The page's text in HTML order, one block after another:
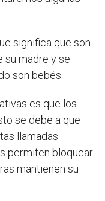
significa que son
su madre y se
son bebés.
es que los
se debe a que
llamadas
permiten bloquear
mantienen su